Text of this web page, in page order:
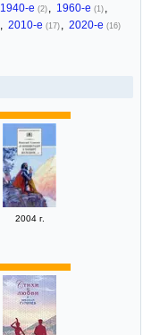
1940-е (2) 1960-е (1)
2010-е (17) 2020-е (16)
2004 г.